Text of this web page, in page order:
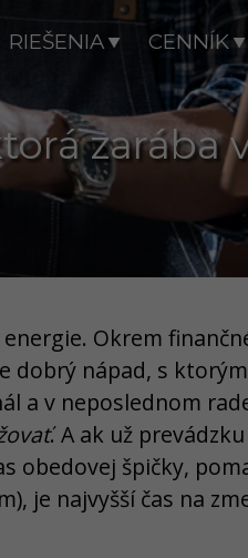
RIEŠENIA CENNÍK
zarába
Okrem
dobrý nápad, s
a v neposlednom
. A ak už
obedovej špičky,
je najvyšší čas na